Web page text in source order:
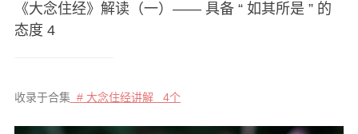
寺院管理
《大念住经》解读（一）—— 具备 “ 如其所是 ” 的
态度 4
收录于合集# 大念住经讲解 4个